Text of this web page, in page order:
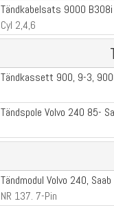
Tändkabelsats 9000 B308i
Cyl 2,4,6
Tändkassett 900, 9-3,
Tändspole Volvo 240 85-
Tändmodul Volvo 240,
NR 137. 7-Pin